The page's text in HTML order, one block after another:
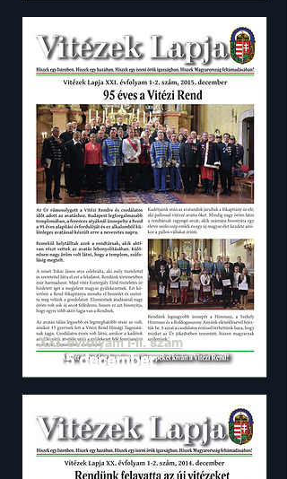
XXI. évfolyam I-II. szám
2015 december